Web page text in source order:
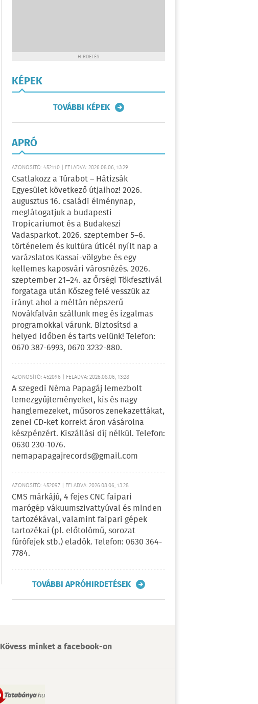
HIRDETÉS
KÉPEK
TOVÁBBI KÉPEK
APRÓ
AZONOSÍTÓ: 452110 | FELADVA: 2026.08.06, 13:29
Csatlakozz a Túrabot – Hátizsák
Egyesület következő útjaihoz! 2026.
augusztus 16. családi élménynap,
meglátogatjuk a budapesti
Tropicariumot és a Budakeszi
Vadasparkot. 2026. szeptember 5–6.
történelem és kultúra úticél nyílt nap a
varázslatos Kassai-völgybe és egy
kellemes kaposvári városnézés. 2026.
szeptember 21–24. az Őrségi Tökfesztivál
forgataga után Kőszeg felé vesszük az
irányt ahol a méltán népszerű
Novákfalván szállunk meg és izgalmas
programokkal várunk. Biztosítsd a
helyed időben és tarts velünk! Telefon:
0670 387-6993, 0670 3232-880.
AZONOSÍTÓ: 452096 | FELADVA: 2026.08.06, 13:28
A szegedi Néma Papagáj lemezbolt
lemezgyűjteményeket, kis és nagy
hanglemezeket, műsoros zenekazettákat,
zenei CD-ket korrekt áron vásárolna
készpénzért. Kiszállási díj nélkül. Telefon:
0630 230-1076.
nemapapagajrecords@gmail.com
AZONOSÍTÓ: 452097 | FELADVA: 2026.08.06, 13:28
CMS márkájú, 4 fejes CNC faipari
marógép vákuumszivattyúval és minden
tartozékával, valamint faipari gépek
tartozékai (pl. előtolómű, sorozat
fúrófejek stb.) eladók. Telefon: 0630 364-
7784.
TOVÁBBI APRÓHIRDETÉSEK
Kövess minket a facebook-on